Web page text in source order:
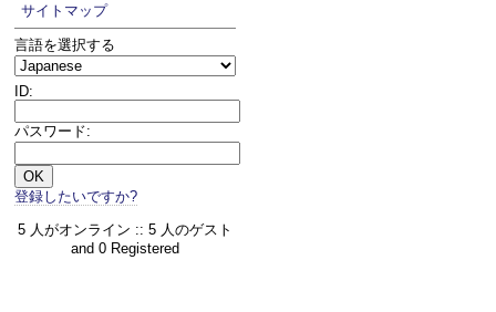
サイトマップ
言語を選択する
ID:
パスワード:
登録したいですか?
5 人がオンライン :: 5 人のゲスト
and 0 Registered